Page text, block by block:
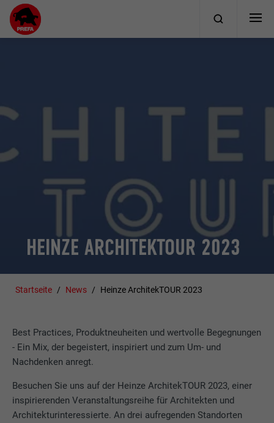
HEINZE ARCHITEKTOUR 2023
Startseite News Heinze ArchitekTOUR 2023
Best Practices, Produktneuheiten und wertvolle Begegnungen
- Ein Mix, der begeistert, inspiriert und zum Um- und
Nachdenken anregt.
Besuchen Sie uns auf der Heinze ArchitekTOUR 2023, einer
inspirierenden Veranstaltungsreihe für Architekten und
Architekturinteressierte. An drei aufregenden Standorten